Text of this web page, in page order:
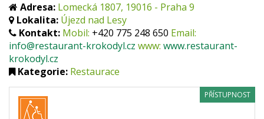
Adresa: Lomecká 1807, 19016 - Praha 9
Lokalita: Újezd nad Lesy
Kontakt: Mobil: +420 775 248 650 Email:
info@restaurant-krokodyl.cz www: www.restaurant-
krokodyl.cz
Kategorie: Restaurace
PŘÍSTUPNOST